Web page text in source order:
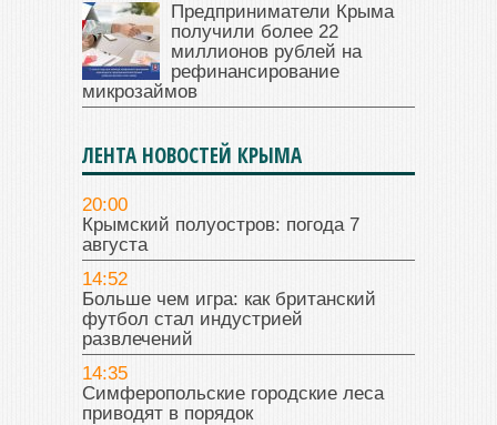
Предприниматели Крыма
получили более 22
миллионов рублей на
рефинансирование
микрозаймов
ЛЕНТА НОВОСТЕЙ КРЫМА
20:00
Крымский полуостров: погода 7
августа
14:52
Больше чем игра: как британский
футбол стал индустрией
развлечений
14:35
Симферопольские городские леса
приводят в порядок